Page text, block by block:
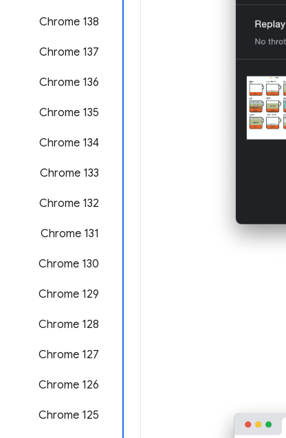
‫Chrome 138
‫Chrome 137
Chrome 136
Chrome 135
‫Chrome 134
‫Chrome 133
Chrome 132
Chrome 131
Chrome 130
Chrome 129
‫Chrome 128
‫Chrome 127
‫Chrome 126
‫Chrome 125